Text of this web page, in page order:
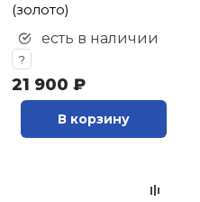
(золото)
есть в наличии
?
21 900 ₽
В корзину